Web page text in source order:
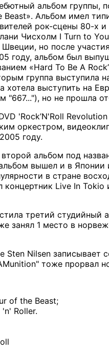
альбом группы,
Beast». Альбом имел
рок-сцены 80-х
Чисхолм I Turn to
но после
году, альбом был
«Hard To Be A
группа выступила
хотела выступить на
"667..."), но не прошла
'Rock’N'Roll
оркестром,
году.
альбом под
вышел и в Японии
в стране
Live In Tokio
третий студийный
занял 1 место в
Sten Nilsen записывает
тоже прорвал
of the Beast;
Roller.